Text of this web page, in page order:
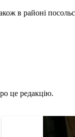
в районі
це редакцію.